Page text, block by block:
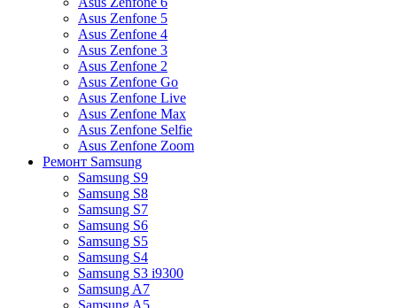
Asus Zenfone 5
Asus Zenfone 4
Asus Zenfone 3
Asus Zenfone 2
Asus Zenfone Go
Asus Zenfone Live
Asus Zenfone Max
Asus Zenfone Selfie
Asus Zenfone Zoom
Ремонт Samsung
Samsung S9
Samsung S8
Samsung S7
Samsung S6
Samsung S5
Samsung S4
Samsung S3 i9300
Samsung A7